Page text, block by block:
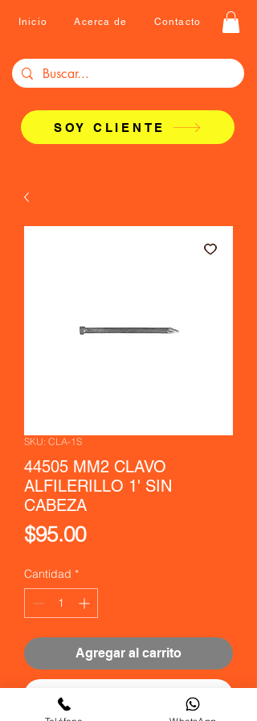
Inicio Acerca de Contacto
SOY CLIENTE
SKU: CLA-1S
44505 MM2 CLAVO
ALFILERILLO 1' SIN
CABEZA
$95.00Precio
Cantidad *
Agregar al carrito